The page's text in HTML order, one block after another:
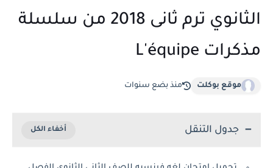
الثانوي ترم ثانى 2018 من سلسلة
مذكرات L'équipe
موقع بوكلت منذ بضع سنوات
جدول التنقل